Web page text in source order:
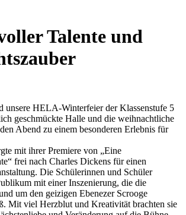
Talente und
unsere HELA-Winterfeier der Klassenstufe 5
geschmückte Halle und die weihnachtliche
Abend zu einem besonderen Erlebnis für
mit ihrer Premiere von „Eine
frei nach Charles Dickens für einen
Die Schülerinnen und Schüler
mit einer Inszenierung, die die
um den geizigen Ebenezer Scrooge
Mit viel Herzblut und Kreativität brachten sie